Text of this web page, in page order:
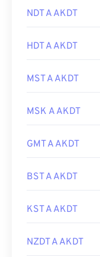
NDT A AKDT
HDT A AKDT
MST A AKDT
MSK A AKDT
GMT A AKDT
BST A AKDT
KST A AKDT
NZDT A AKDT